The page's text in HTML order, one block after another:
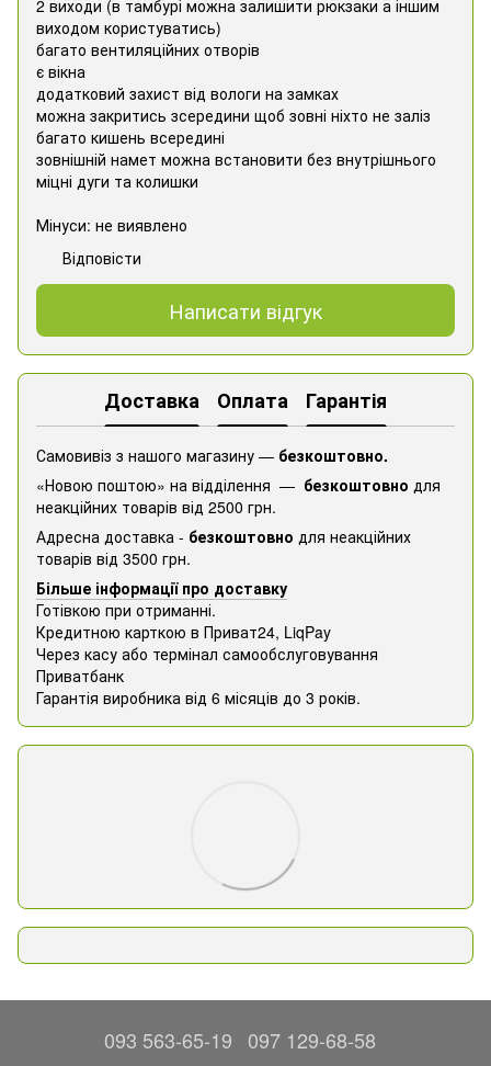
2 виходи (в тамбурі можна залишити рюкзаки а іншим
виходом користуватись)
багато вентиляційних отворів
є вікна
додатковий захист від вологи на замках
можна закритись зсередини щоб зовні ніхто не заліз
багато кишень всередині
зовнішній намет можна встановити без внутрішнього
міцні дуги та колишки
Мінуси: не виявлено
Відповісти
Написати відгук
Доставка Оплата Гарантія
Самовивіз з нашого магазину — безкоштовно.
«Новою поштою» на відділення — безкоштовно для
неакційних товарів від 2500 грн.
Адресна доставка - безкоштовно для неакційних
товарів від 3500 грн.
Більше інформації про доставку
Готівкою при отриманні.
Кредитною карткою в Приват24, ​​LiqPay
Через касу або термінал самообслуговування
Приватбанк
Гарантія виробника від 6 місяців до 3 років.
093 563-65-19 097 129-68-58